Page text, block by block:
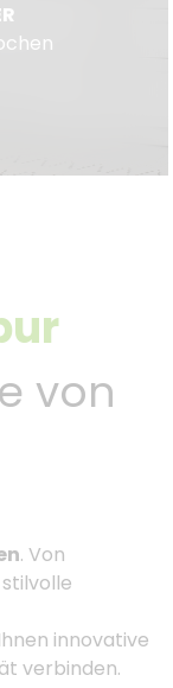
von
. Von
innovative
verbinden.